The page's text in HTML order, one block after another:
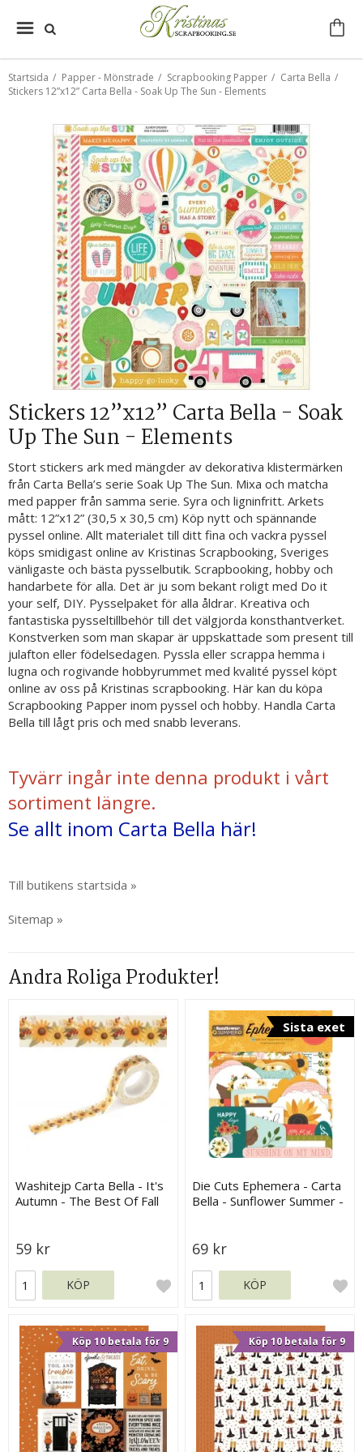
Startsida / Papper - Mönstrade / Scrapbooking Papper / Carta Bella /
Stickers 12”x12” Carta Bella - Soak Up The Sun - Elements
Stickers 12”x12” Carta Bella - Soak
Up The Sun - Elements
Stort stickers ark med mängder av dekorativa klistermärken
från Carta Bella’s serie Soak Up The Sun. Mixa och matcha
med papper från samma serie. Syra och ligninfritt. Arkets
mått: 12”x12” (30,5 x 30,5 cm) Köp nytt och spännande
pyssel online. Allt materialet till ditt fina och vackra pyssel
köps smidigast online av Kristinas Scrapbooking, Sveriges
vänligaste och bästa pysselbutik. Scrapbooking, hobby och
handarbete för alla. Det är ju som bekant roligt med Do it
your self, DIY. Pysselpaket för alla åldrar. Kreativa och
fantastiska pysseltillbehör till det välgjorda konsthantverket.
Konstverken som man skapar är uppskattade som present till
julafton eller födelsedagen. Pyssla eller scrappa hemma i
lugna och rogivande hobbyrummet med kvalité pyssel köpt
online av oss på Kristinas scrapbooking. Här kan du köpa
Scrapbooking Papper inom pyssel och hobby. Handla Carta
Bella till lågt pris och med snabb leverans.
Tyvärr ingår inte denna produkt i vårt
sortiment längre.
Se allt inom Carta Bella här!
Till butikens startsida »
Sitemap »
Andra Roliga Produkter!
Washitejp Carta Bella - It's
Autumn - The Best Of Fall
59 kr
KÖP
Sista exet
Die Cuts Ephemera - Carta
Bella - Sunflower Summer -
69 kr
KÖP
Köp 10 betala för 9 Köp 10 betala för 9